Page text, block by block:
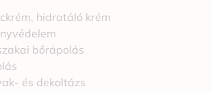
hidratáló krém
bőrápolás
és dekoltázs